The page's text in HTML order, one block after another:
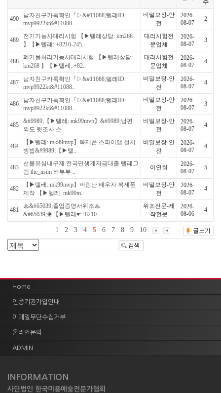
수
490
남자친구카톡확인『▷&#11088;텔레ID:
mvp9922kt&#11088..
비밀보장-안
전
2026-
08-07
2
489
전기기능사대리시험 【▶텔레상담: km268
】【▶텔레: +8210-245..
대리시험전
문업체
2026-
08-07
3
488
폐기물처리기능사대리시험 【▶텔레상담:
km268 】【▶텔레: +82..
대리시험전
문업체
2026-
08-07
4
487
남자친구카톡확인『▷&#11088;텔레ID:
mvp9922kt&#11088..
비밀보장-안
전
2026-
08-07
4
486
남자친구카톡확인『▷&#11088;텔레ID:
mvp9922kt&#11088..
비밀보장-안
전
2026-
08-07
3
485
&#9989;【▶텔레: mk99mvp】&#9989;남편
외도 뒷조사 스..
비밀보장-안
전
2026-
08-07
4
484
【▶텔레: mk99mvp】복제폰 스파이앱 설치
방법&#9989;【▶텔..
비밀보장-안
전
2026-
08-07
4
483
선불유심내구제 전국민생계자금대출 텔레그
램 the_usim 라부부 ..
이연희
2026-
08-07
5
482
【▶텔레: mk99mvp】바람난 배우자 복제폰
제작 【▶텔레: mk99m..
비밀보장-안
전
2026-
08-07
4
481
♨&#65039;졸업증명서위조♨
&#65039;◈【▶텔레♥:+8210..
위조전문-제
작전문
2026-
08-06
4
1 2 3 4 5 6 7 8 9 10
Home
인증기관가입안내
이메일무단수집거부
온라인문의
ADMIN
INFORMATION
사단법인 한국미용예술전문가협회